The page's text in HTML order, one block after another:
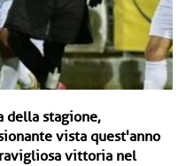
della stagione,
vista quest'anno
vittoria nel